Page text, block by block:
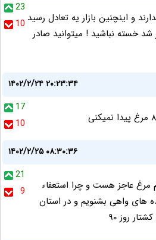
23
10 و اینچنین بازار یه تعادل رسید
شد خسته نباشید ! میتوانید صادر
۱۴۰۲/۲/۲۴ ۲۰:۲۳:۳۴
17
10
۱۴۰۲/۲/۲۵ ۰۸:۳۰:۳۶
21
9
مرغ عاجز هست و چرا استعفاء
های واهی بشنویم و در استان